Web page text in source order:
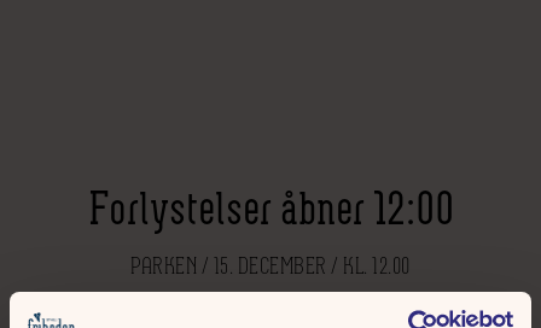
Forlystelser åbner 12:00
PARKEN / 15. DECEMBER / KL. 12.00